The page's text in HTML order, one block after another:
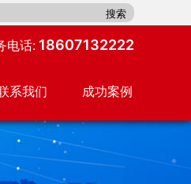
电话: 18607132222
系我们 成功案例